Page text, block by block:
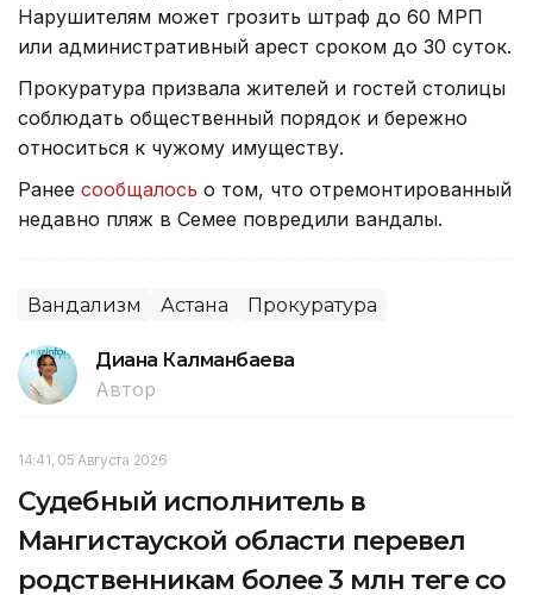
Нарушителям может грозить штраф до 60 МРП
или административный арест сроком до 30 суток.
Прокуратура призвала жителей и гостей столицы
соблюдать общественный порядок и бережно
относиться к чужому имуществу.
Ранее сообщалось о том, что отремонтированный
недавно пляж в Семее повредили вандалы.
Вандализм Астана Прокуратура
Диана Калманбаева
Автор
14:41, 05 Августа 2026
Судебный исполнитель в
Мангистауской области перевел
родственникам более 3 млн теңге со